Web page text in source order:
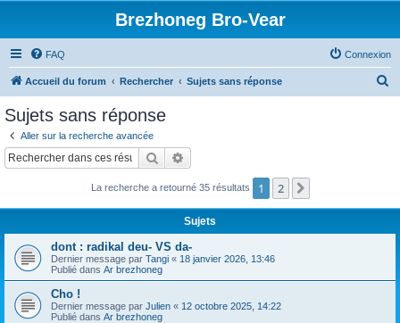
Brezhoneg Bro-Vear
FAQ Connexion
Accueil du forum Rechercher Sujets sans réponse
c
Sujets sans réponse
Aller sur la recherche avancée
Rechercher
La recherche a retourné 35 résultats 1 2
Sujets
dont : radikal deu- VS da-
Dernier message par Tangi « 18 janvier 2026, 13:46
Publié dans Ar brezhoneg
Cho !
Dernier message par Julien « 12 octobre 2025, 14:22
Publié dans Ar brezhoneg